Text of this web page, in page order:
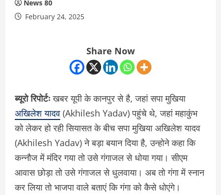
News 80
February 24, 2025
Share Now
ब्यूरो रिपोर्टःखबर यूपी के कानपुर से है, जहां सपा मुखिया
अखिलेश यादव (Akhilesh Yadav) पहुंचे थे, जहां महाकुंभ
को लेकर हो रही सियासत के बीच सपा मुखिया अखिलेश यादव
(Akhilesh Yadav) ने बड़ा बयान दिया है, उन्होने कहा कि
कन्नौज में मंदिर गया तो उसे गंगाजल से धोया गया। सीएम
आवास छोड़ा तो उसे गंगाजल से धुलवाया। अब तो गंगा में स्नान
कर लिया तो भाजपा वाले बताएं कि गंगा को कैसे धोएंगे।